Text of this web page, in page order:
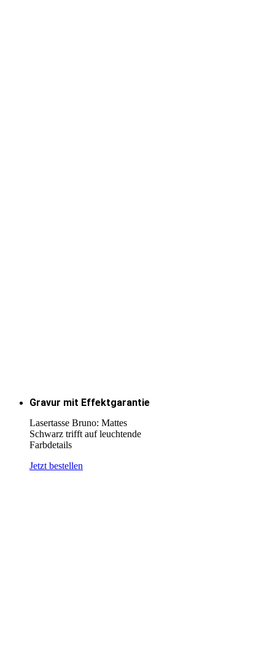
Gravur mit Effektgarantie
Lasertasse Bruno: Mattes
Schwarz trifft auf leuchtende
Farbdetails
Jetzt bestellen